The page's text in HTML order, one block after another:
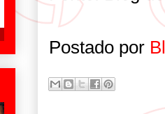
Postado por